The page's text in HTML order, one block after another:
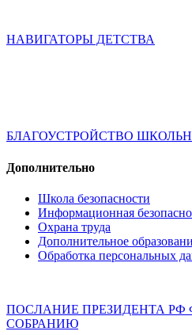
НАВИГАТОРЫ ДЕТСТВА
БЛАГОУСТРОЙСТВО
Дополнительно
Школа безопасности
Информационная
Охрана труда
Дополнительное
Обработка персональных
ПОСЛАНИЕ ПРЕЗИДЕНТА РФ
СОБРАНИЮ